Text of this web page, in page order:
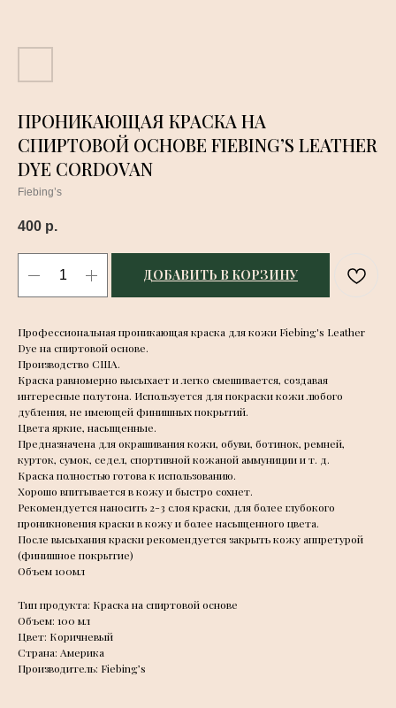
ПРОНИКАЮЩАЯ КРАСКА НА
СПИРТОВОЙ ОСНОВЕ FIEBING’S LEATHER
DYE CORDOVAN
Fiebing’s
400 р.
ДОБАВИТЬ В КОРЗИНУ
Профессиональная проникающая краска для кожи Fiebing's Leather
Dye на спиртовой основе.
Производство США.
Краска равномерно высыхает и легко смешивается, создавая
интересные полутона. Используется для покраски кожи любого
дубления, не имеющей финишных покрытий.
Цвета яркие, насыщенные.
Предназначена для окрашивания кожи, обуви, ботинок, ремней,
курток, сумок, седел, спортивной кожаной аммуниции и т. д.
Краска полностью готова к использованию.
Хорошо впитывается в кожу и быстро сохнет.
Рекомендуется наносить 2-3 слоя краски, для более глубокого
проникновения краски в кожу и более насыщенного цвета.
После высыхания краски рекомендуется закрыть кожу аппретурой
(финишное покрытие)
Объем 100мл
Тип продукта: Краска на спиртовой основе
Объем: 100 мл
Цвет: Коричневый
Страна: Америка
Производитель: Fiebing’s